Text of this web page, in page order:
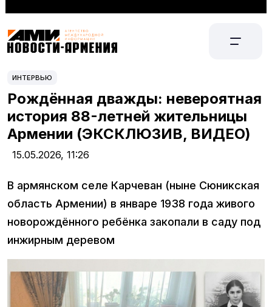
ИНТЕРВЬЮ
Рождённая дважды: невероятная
история 88-летней жительницы
Армении (ЭКСКЛЮЗИВ, ВИДЕО)
15.05.2026, 11:26
В армянском селе Карчеван (ныне Сюникская
область Армении) в январе 1938 года живого
новорождённого ребёнка закопали в саду под
инжирным деревом